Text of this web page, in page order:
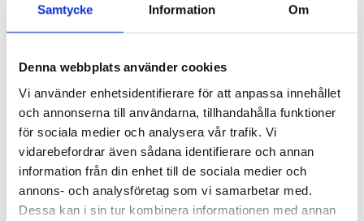
Samtycke Information Om
Denna webbplats använder cookies
Vi använder enhetsidentifierare för att anpassa innehållet
och annonserna till användarna, tillhandahålla funktioner
för sociala medier och analysera vår trafik. Vi
vidarebefordrar även sådana identifierare och annan
information från din enhet till de sociala medier och
annons- och analysföretag som vi samarbetar med.
Dessa kan i sin tur kombinera informationen med annan
ljudlös
Alla reningssystem fungerar utan ytterligare
KONTAKTA OSS HÄR